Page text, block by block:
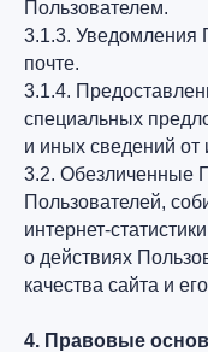
Пользователем.
3.1.3. Уведомления
почте.
3.1.4.
специальных
и иных сведений от
3.2. Обезличенные
Пользователей,
интернет-
о действиях
качества сайта и
4. Правовые